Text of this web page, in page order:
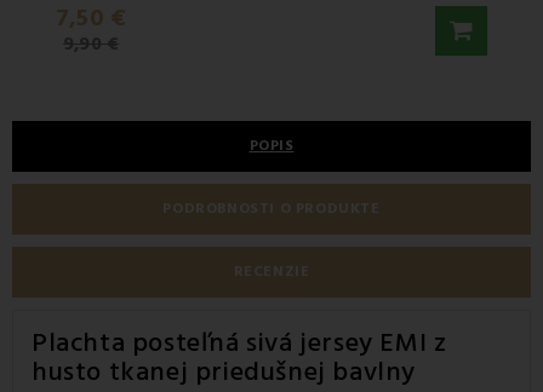
7,50 €
9,90 €
POPIS
PODROBNOSTI O PRODUKTE
RECENZIE
Plachta posteľná sivá jersey EMI z
husto tkanej priedušnej bavlny